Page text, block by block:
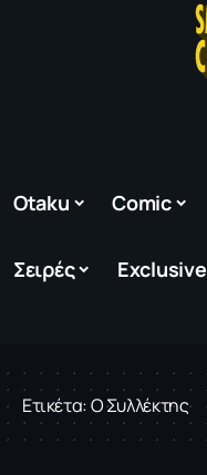
Otaku Comic
Σειρές Exclusive
Ετικέτα:Ο Συλλέκτης